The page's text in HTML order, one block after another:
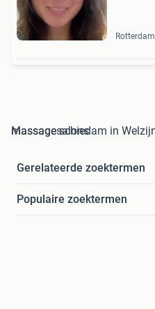
Rotterdam
massage schiedam in Welzijn | Masseurs en Massagesalons
Gerelateerde zoektermen
Populaire zoektermen